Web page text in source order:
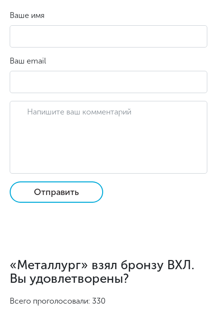
Ваше имя
Ваш email
Отправить
«Металлург» взял бронзу ВХЛ.
Вы удовлетворены?
Всего проголосовали: 330